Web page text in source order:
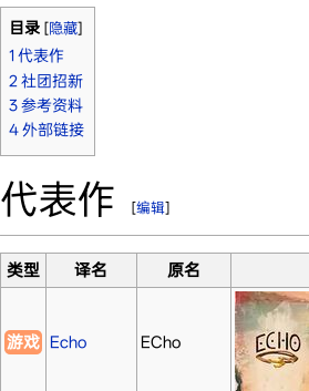
目录[隐藏]
1 代表作
2 社团招新
3 参考资料
4 外部链接
代表作 [编辑]
类型 译名 原名
游戏 Echo ECho